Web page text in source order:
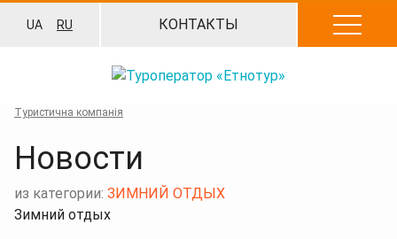
UA RU КОНТАКТЫ
Туристична компанія
Новости
из категории: ЗИМНИЙ ОТДЫХ
Зимний отдых